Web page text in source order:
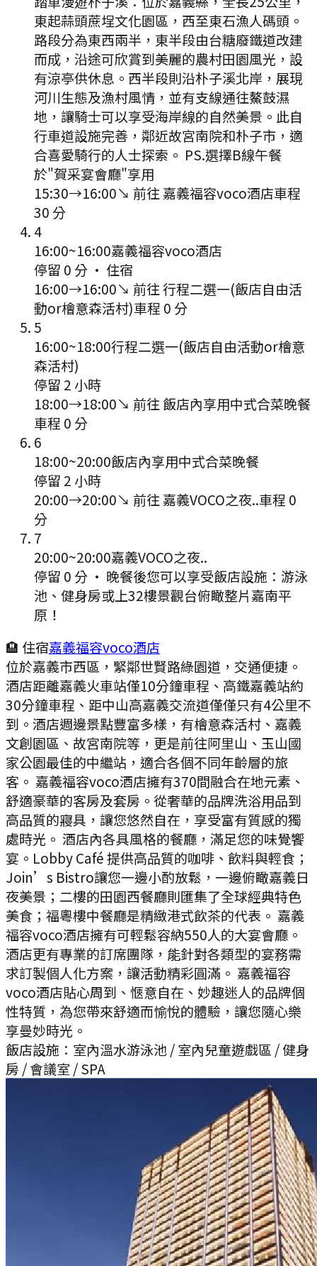
東起蒜頭蔗埕文化園區，西至東石漁人碼頭。
路段分為東西兩半，東半段由台糖廢鐵道改建
而成，沿途可欣賞到美麗的農村田園風光，設
有涼亭供休息。西半段則沿朴子溪北岸，展現
河川生態及漁村風情，並有支線通往鰲鼓濕
地，讓騎士可以享受海岸線的自然美景。此自
行車道設施完善，鄰近故宮南院和朴子市，適
合喜愛騎行的人士探索。 PS.選擇B線午餐
於"賀采宴會廳"享用
15:30→16:00↘ 前往 嘉義福容voco酒店車程
30 分
4
16:00~16:00嘉義福容voco酒店
停留 0 分 · 住宿
16:00→16:00↘ 前往行程二選一(飯店自由活
動or檜意森活村)車程 0 分
5
16:00~18:00行程二選一(飯店自由活動or檜意
森活村)
停留 2 小時
18:00→18:00↘ 前往 飯店內享用中式合菜晚餐
車程 0 分
6
18:00~20:00飯店內享用中式合菜晚餐
停留 2 小時
20:00→20:00↘ 前往 嘉義VOCO之夜..車程 0
分
7
20:00~20:00嘉義VOCO之夜..
停留 0 分 · 晚餐後您可以享受飯店設施：游泳
池、健身房或上32樓景觀台俯瞰整片嘉南平
原！
🏨 住宿嘉義福容voco酒店
位於嘉義市西區，緊鄰世賢路綠園道，交通便捷。
酒店距離嘉義火車站僅10分鐘車程、高鐵嘉義站約
30分鐘車程、距中山高嘉義交流道僅僅只有4公里不
到。酒店週邊景點豐富多樣，有檜意森活村、嘉義
文創園區、故宮南院等，更是前往阿里山、玉山國
家公園最佳的中繼站，適合各個不同年齡層的旅
客。 嘉義福容voco酒店擁有370間融合在地元素、
舒適豪華的客房及套房。從奢華的品牌洗浴用品到
高品質的寢具，讓您悠然自在，享受富有質感的獨
處時光。 酒店內各具風格的餐廳，滿足您的味覺饗
宴。Lobby Café 提供高品質的咖啡、飲料與輕食；
Join’s Bistro讓您一邊小酌放鬆，一邊俯瞰嘉義日
夜美景；二樓的田園西餐廳則匯集了全球經典特色
美食；福粵樓中餐廳是精緻港式飲茶的代表。 嘉義
福容voco酒店擁有可輕鬆容納550人的大宴會廳。
酒店更有專業的訂席團隊，能針對各類型的宴務需
求訂製個人化方案，讓活動精彩圓滿。 嘉義福容
voco酒店貼心周到、愜意自在、妙趣迷人的品牌個
性特質，為您帶來舒適而愉悅的體驗，讓您隨心樂
享曼妙時光。
飯店設施： 室內溫水游泳池 / 室內兒童遊戲區 / 健身
房 / 會議室 / SPA